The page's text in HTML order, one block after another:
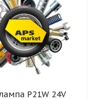
P21W 24V